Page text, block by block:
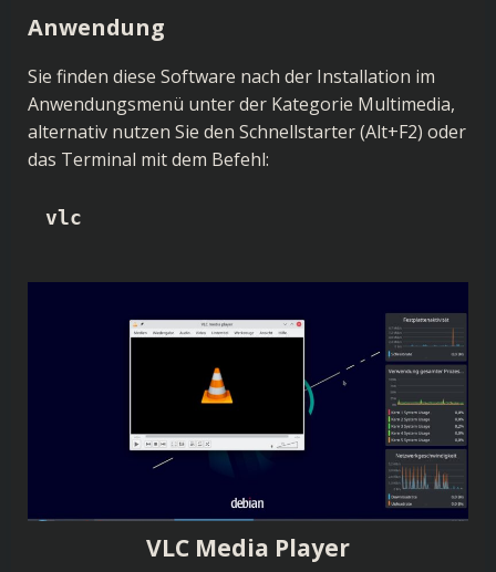
Anwendung
Sie finden diese Software nach der Installation im
Anwendungsmenü unter der Kategorie Multimedia,
alternativ nutzen Sie den Schnellstarter (Alt+F2) oder
das Terminal mit dem Befehl:
vlc
VLC Media Player